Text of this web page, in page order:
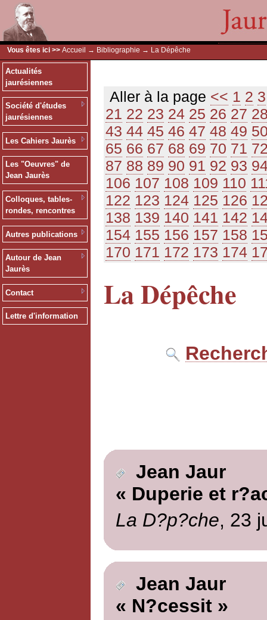
Vous êtes ici >> Accueil → Bibliographie → La Dépêche
Actualités
jaurésiennes
Société d'études
jaurésiennes
Les Cahiers Jaurès
Les "Oeuvres" de
Jean Jaurès
Colloques, tables-
rondes, rencontres
Autres publications
Autour de Jean
Jaurès
Contact
Lettre d'information
Aller à la page << 1 2 3
21 22 23 24 25 26 27
43 44 45 46 47 48 49
65 66 67 68 69 70 71
87 88 89 90 91 92 93
106 107 108 109 110
122 123 124 125 126
138 139 140 141 142
154 155 156 157 158
170 171 172 173 174
La Dépêche
Jean Jaur
« Duperie et
La D?p?che, 23
Jean Jaur
« N?cessit »